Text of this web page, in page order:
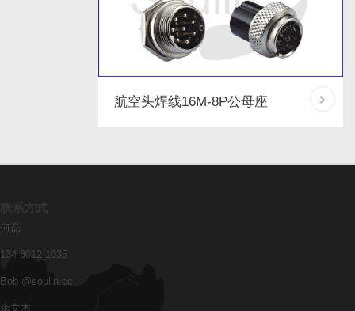
航空头焊线16M-8P公母座
何磊
134 8012 1035
Bob @soulin.cc
李文杰